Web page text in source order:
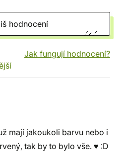
hodnocení
Jak fungují hodnocení?
mají jakoukoli barvu nebo i
tak by to bylo vše. ♥ :D